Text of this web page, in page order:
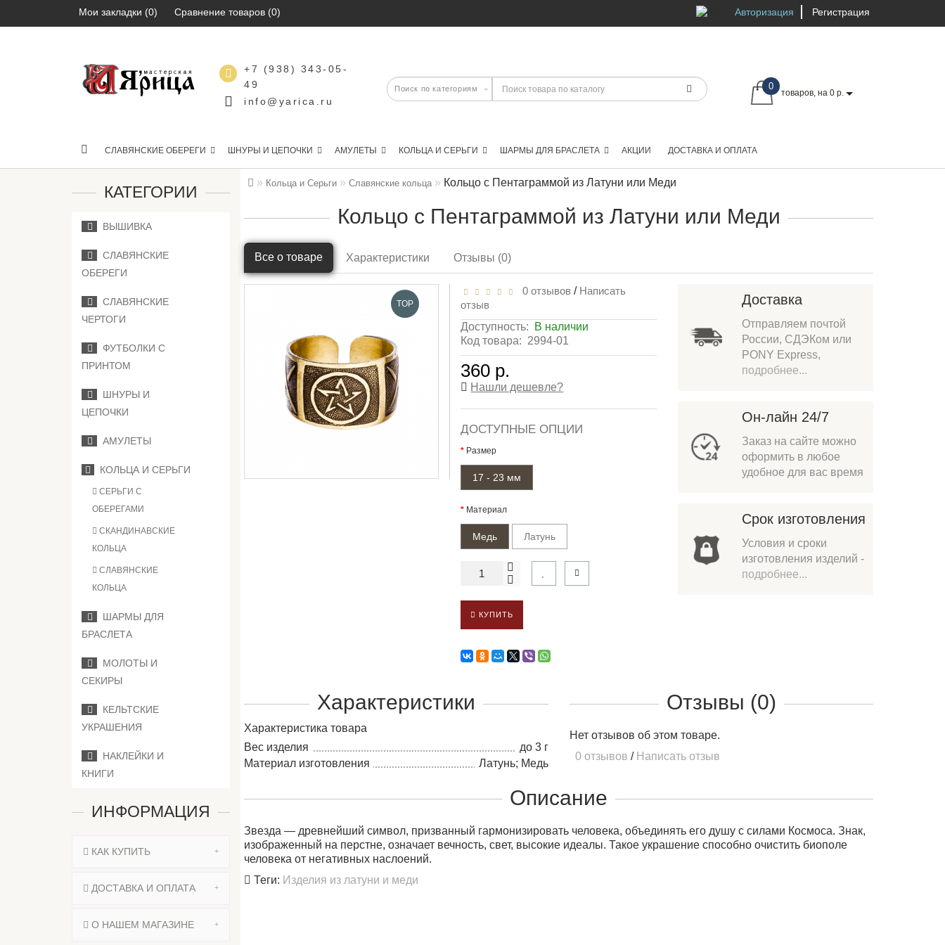
Мои закладки (0) Сравнение товаров (0) Авторизация Регистрация
+7 (938) 343-05-
49
info@yarica.ru
0
товаров, на 0 р.
СЛАВЯНСКИЕ ОБЕРЕГИ ШНУРЫ И ЦЕПОЧКИ АМУЛЕТЫ КОЛЬЦА И СЕРЬГИ ШАРМЫ ДЛЯ БРАСЛЕТА АКЦИИ ДОСТАВКА И ОПЛАТА
КАТЕГОРИИ
ВЫШИВКА
СЛАВЯНСКИЕ
ОБЕРЕГИ
СЛАВЯНСКИЕ
ЧЕРТОГИ
ФУТБОЛКИ С
ПРИНТОМ
ШНУРЫ И
ЦЕПОЧКИ
АМУЛЕТЫ
КОЛЬЦА И СЕРЬГИ
СЕРЬГИ С
ОБЕРЕГАМИ
СКАНДИНАВСКИЕ
КОЛЬЦА
СЛАВЯНСКИЕ
КОЛЬЦА
ШАРМЫ ДЛЯ
БРАСЛЕТА
МОЛОТЫ И
СЕКИРЫ
КЕЛЬТСКИЕ
УКРАШЕНИЯ
НАКЛЕЙКИ И
КНИГИ
ИНФОРМАЦИЯ
КАК КУПИТЬ
ДОСТАВКА И ОПЛАТА
О НАШЕМ МАГАЗИНЕ
Кольца и Серьги Славянские кольца Кольцо с Пентаграммой из Латуни или Меди
Кольцо с Пентаграммой из Латуни или Меди
Все о товаре Характеристики Отзывы (0)
TOP
0 отзывов / Написать
отзыв
Доступность: В наличии
Код товара: 2994-01
360 р.
Нашли дешевле?
ДОСТУПНЫЕ ОПЦИИ
Размер
17 - 23 мм
Материал
Медь Латунь
КУПИТЬ
Доставка
Отправляем почтой
России, СДЭКом или
PONY Express,
подробнее...
Он-лайн 24/7
Заказ на сайте можно
оформить в любое
удобное для вас время
Срок изготовления
Условия и сроки
изготовления изделий -
подробнее...
Характеристики
Характеристика товара
Вес изделия
до 3 г
Материал изготовления
Латунь; Медь
Отзывы (0)
Нет отзывов об этом товаре.
0 отзывов / Написать отзыв
Описание
Звезда — древнейший символ, призванный гармонизировать человека, объединять его душу с силами Космоса. Знак,
изображенный на перстне, означает вечность, свет, высокие идеалы. Такое украшение способно очистить биополе
человека от негативных наслоений.
Теги: Изделия из латуни и меди